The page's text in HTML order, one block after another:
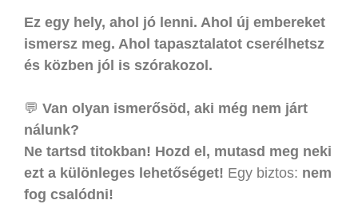
Ez egy hely, ahol jó lenni. Ahol új embereket
ismersz meg. Ahol tapasztalatot cserélhetsz
és közben jól is szórakozol.
💬 Van olyan ismerősöd, aki még nem járt
nálunk?
Ne tartsd titokban! Hozd el, mutasd meg neki
ezt a különleges lehetőséget! Egy biztos: nem
fog csalódni!